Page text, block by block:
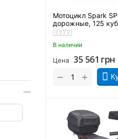
Мотоцикл Spark
дорожные, 125
В наличии
Цена 35 561 грн
+
−